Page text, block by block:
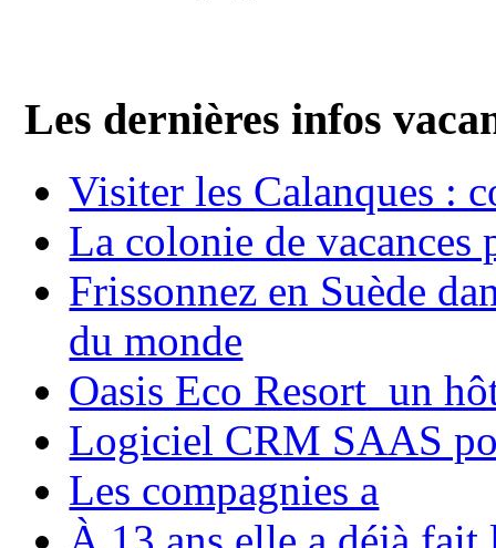
Les dernières infos
Visiter les Calanques :
La colonie de vacances
Frissonnez en Suède
du monde
Oasis Eco Resort un
Logiciel CRM SAAS
Les compagnies a